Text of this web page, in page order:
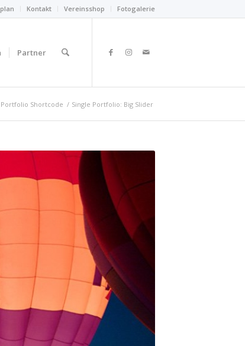
Kontakt Vereinsshop Fotogalerie
Partner
Portfolio Shortcode / Single Portfolio: Big Slider